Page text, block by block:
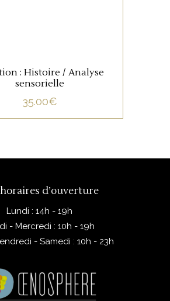
: Histoire / Analyse
sensorielle
35.00€
d’ouverture
Lundi : 14h - 19h
- Mercredi : 10h - 19h
- Samedi : 10h - 23h